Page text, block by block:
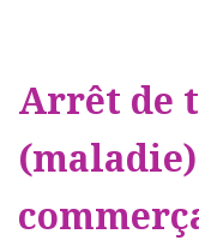
Arrêt de